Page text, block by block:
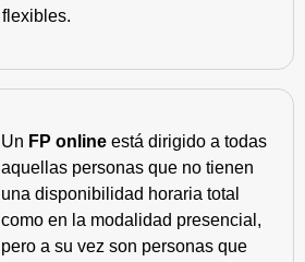
flexibles.
Un FP online está dirigido a todas
aquellas personas que no tienen
una disponibilidad horaria total
como en la modalidad presencial,
pero a su vez son personas que